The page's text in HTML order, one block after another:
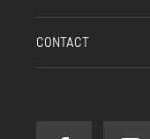
CONTACT